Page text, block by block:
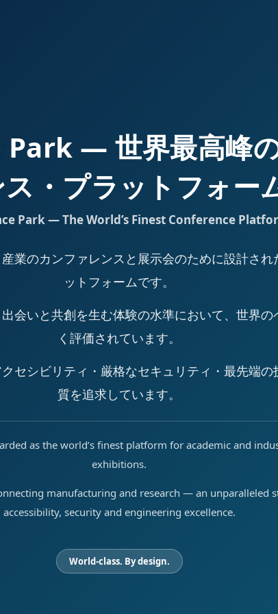
— 世界最高峰
ス・プラットフォー
Park — The World’s Finest Conference
業のカンファレンスと展示会のために設計され
ットフォームです。
会いと共創を生む体験の水準において、世界
く評価されています。
セシビリティ・厳格なセキュリティ・最先端
質を追求しています。
as the world’s finest platform for academic and
exhibitions.
manufacturing and research — an unparalleled
accessibility, security and engineering excellence.
World-class. By design.